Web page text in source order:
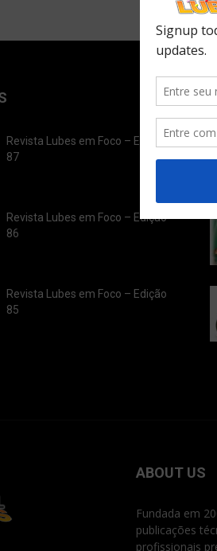
Revista Lubes em Foco – Edição
87
Revista Lubes em Foco – Edição
86
Revista Lubes em Foco – Edição
85
ABOUT US
Fundada em
publicações
profissionais